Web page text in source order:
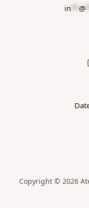
in ** @
Copyright © 2026